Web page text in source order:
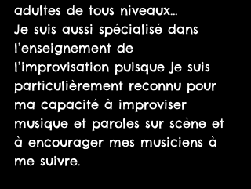
adultes de tous niveaux…
Je suis aussi spécialisé dans
l’enseignement de
l’improvisation puisque je suis
particulièrement reconnu pour
ma capacité à improviser
musique et paroles sur scène et
à encourager mes musiciens à
me suivre.